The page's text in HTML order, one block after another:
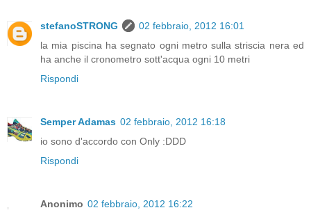
stefanoSTRONG
02 febbraio, 2012 16:01
la mia piscina ha segnato ogni metro sulla striscia nera ed
ha anche il cronometro sott'acqua ogni 10 metri
Rispondi
Semper Adamas 02 febbraio, 2012 16:18
io sono d'accordo con Only :DDD
Rispondi
Anonimo 02 febbraio, 2012 16:22